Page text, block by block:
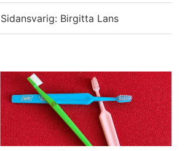
Sidansvarig: Birgitta Lans